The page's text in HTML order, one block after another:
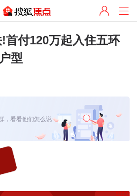
首付120万起入住五环
型
，看看他们怎么说